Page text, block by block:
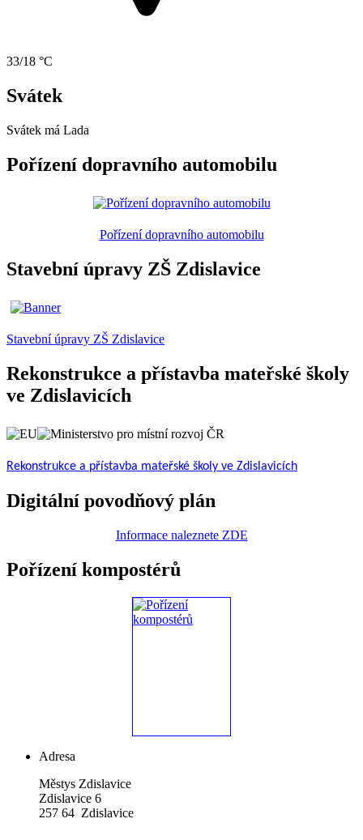
33/18 °C
Svátek
Svátek má Lada
Pořízení dopravního automobilu
Pořízení dopravního automobilu
Stavební úpravy ZŠ Zdislavice
Stavební úpravy ZŠ Zdislavice
Rekonstrukce a přístavba mateřské školy
ve Zdislavicích
Rekonstrukce a přístavba mateřské školy ve Zdislavicích
Digitální povodňový plán
Informace naleznete ZDE
Pořízení kompostérů
Adresa
Městys Zdislavice
Zdislavice 6
257 64 Zdislavice